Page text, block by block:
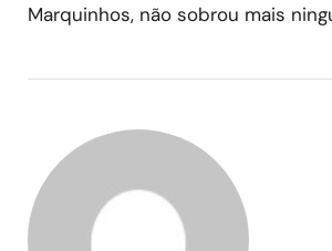
Marquinhos, não sobrou mais